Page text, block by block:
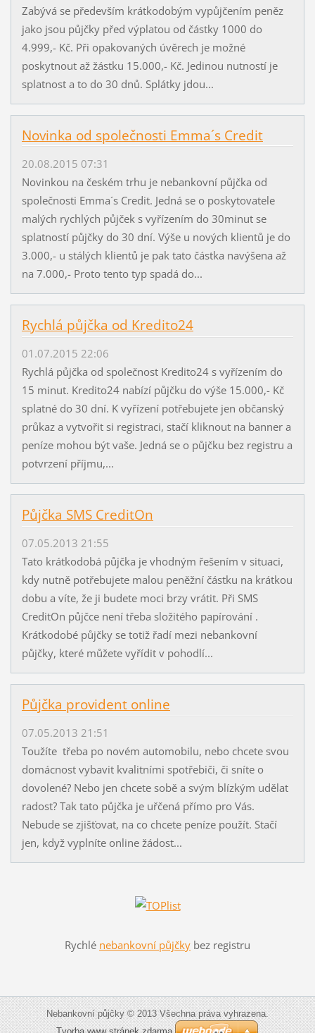
Zabývá se především krátkodobým vypůjčením peněz
jako jsou půjčky před výplatou od částky 1000 do
4.999,- Kč. Při opakovaných úvěrech je možné
poskytnout až žástku 15.000,- Kč. Jedinou nutností je
splatnost a to do 30 dnů. Splátky jdou...
Novinka od společnosti Emma´s Credit
20.08.2015 07:31
Novinkou na českém trhu je nebankovní půjčka od
společnosti Emma´s Credit. Jedná se o poskytovatele
malých rychlých půjček s vyřízením do 30minut se
splatností půjčky do 30 dní. Výše u nových klientů je do
3.000,- u stálých klientů je pak tato částka navýšena až
na 7.000,- Proto tento typ spadá do...
Rychlá půjčka od Kredito24
01.07.2015 22:06
Rychlá půjčka od společnost Kredito24 s vyřízením do
15 minut. Kredito24 nabízí půjčku do výše 15.000,- Kč
splatné do 30 dní. K vyřízení potřebujete jen občanský
průkaz a vytvořit si registraci, stačí kliknout na banner a
peníze mohou být vaše. Jedná se o půjčku bez registru a
potvrzení příjmu,...
Půjčka SMS CreditOn
07.05.2013 21:55
Tato krátkodobá půjčka je vhodným řešením v situaci,
kdy nutně potřebujete malou peněžní částku na krátkou
dobu a víte, že ji budete moci brzy vrátit. Při SMS
CreditOn půjčce není třeba složitého papírování .
Krátkodobé půjčky se totiž řadí mezi nebankovní
půjčky, které můžete vyřídit v pohodlí...
Půjčka provident online
07.05.2013 21:51
Toužíte třeba po novém automobilu, nebo chcete svou
domácnost vybavit kvalitními spotřebiči, či sníte o
dovolené? Nebo jen chcete sobě a svým blízkým udělat
radost? Tak tato půjčka je uřčená přímo pro Vás.
Nebude se zjišťovat, na co chcete peníze použít. Stačí
jen, když vyplníte online žádost...
Rychlé nebankovní půjčky bez registru
Nebankovní půjčky © 2013 Všechna práva vyhrazena.